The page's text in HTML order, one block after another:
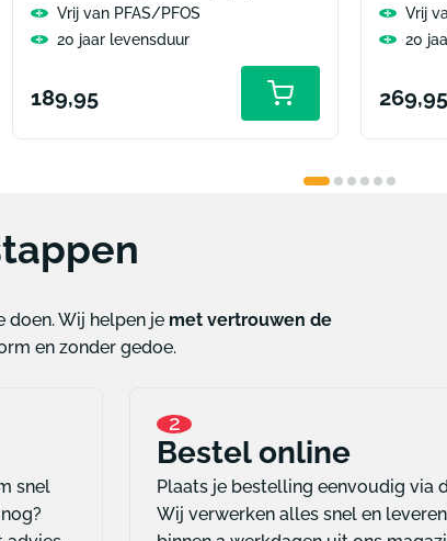
Vrij van PFAS/PFOS
20 jaar levensduur
Normale
189,95
Vrij
20
269,95
doen. Wij helpen je met vertrouwen de
en zonder gedoe.
snel
2
Bestel online
Plaats je bestelling eenvoudig via
Wij verwerken alles snel en